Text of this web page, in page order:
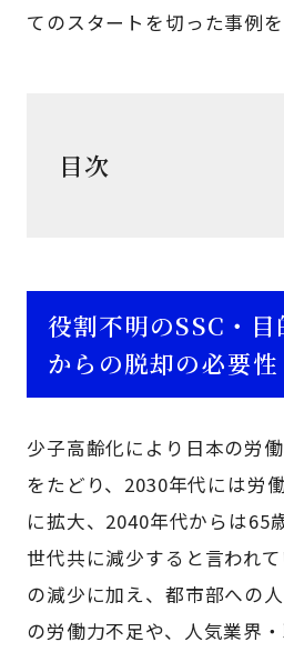
てのスタートを切った事例
目次
役割不明のSSC・
からの脱却の必要性
少子高齢化により日本の労
をたどり、2030年代には労
に拡大、2040年代からは65
世代共に減少すると言われ
の減少に加え、都市部への
の労働力不足や、人気業界